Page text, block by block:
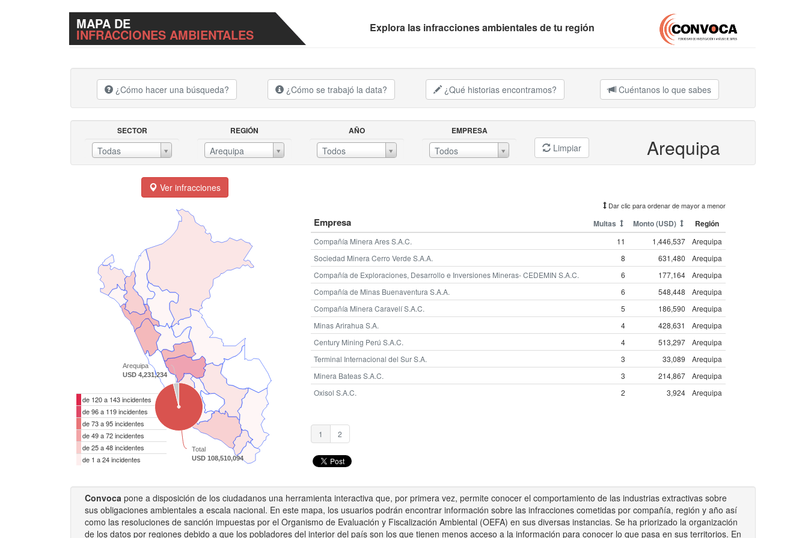
MAPA DE
INFRACCIONES AMBIENTALES Explora las infracciones ambientales de tu región
¿Cómo hacer una búsqueda? ¿Cómo se trabajó la data? ¿Qué historias encontramos? Cuéntanos lo que sabes
SECTOR
Todas
REGIÓN
Arequipa
SECTORREGIÓN
AÑO
Todos
AÑOEMPRESA
EMPRESA
Todos Limpiar Arequipa
Ver infracciones
de 120 a 143 incidentes
de 96 a 119 incidentes
de 73 a 95 incidentes
de 49 a 72 incidentes
de 25 a 48 incidentes
de 1 a 24 incidentes
Total
USD 108,510,094
Arequipa
USD 4,231,234
Dar clic para ordenar de mayor a menor
Empresa Multas Monto (USD) Región
Compañía Minera Ares S.A.C. 11 1,446,537
Arequipa
Sociedad Minera Cerro Verde S.A.A.
8 631,480
Arequipa
Compañía de Exploraciones, Desarrollo e Inversiones Mineras- CEDEMIN S.A.C.
6 177,164
Arequipa
Compañía de Minas Buenaventura S.A.A.
6 548,448
Arequipa
Compañía Minera Caravelí S.A.C.
5 186,590
Arequipa
Minas Arirahua S.A.
4 428,631
Arequipa
Century Mining Perú S.A.C.
4 513,297
Arequipa
Terminal Internacional del Sur S.A.
3 33,089
Arequipa
Minera Bateas S.A.C.
3 214,867
Arequipa
Oxisol S.A.C.
2 3,924 Arequipa
1 2
Convoca pone a disposición de los ciudadanos una herramienta interactiva que, por primera vez, permite conocer el comportamiento de las industrias extractivas sobre
sus obligaciones ambientales a escala nacional. En este mapa, los usuarios podrán encontrar información sobre las infracciones cometidas por compañía, región y año así
como las resoluciones de sanción impuestas por el Organismo de Evaluación y Fiscalización Ambiental (OEFA) en sus diversas instancias. Se ha priorizado la organización
de los datos por regiones debido a que los pobladores del interior del país son los que tienen menos acceso a la información para conocer lo que pasa en sus territorios. En